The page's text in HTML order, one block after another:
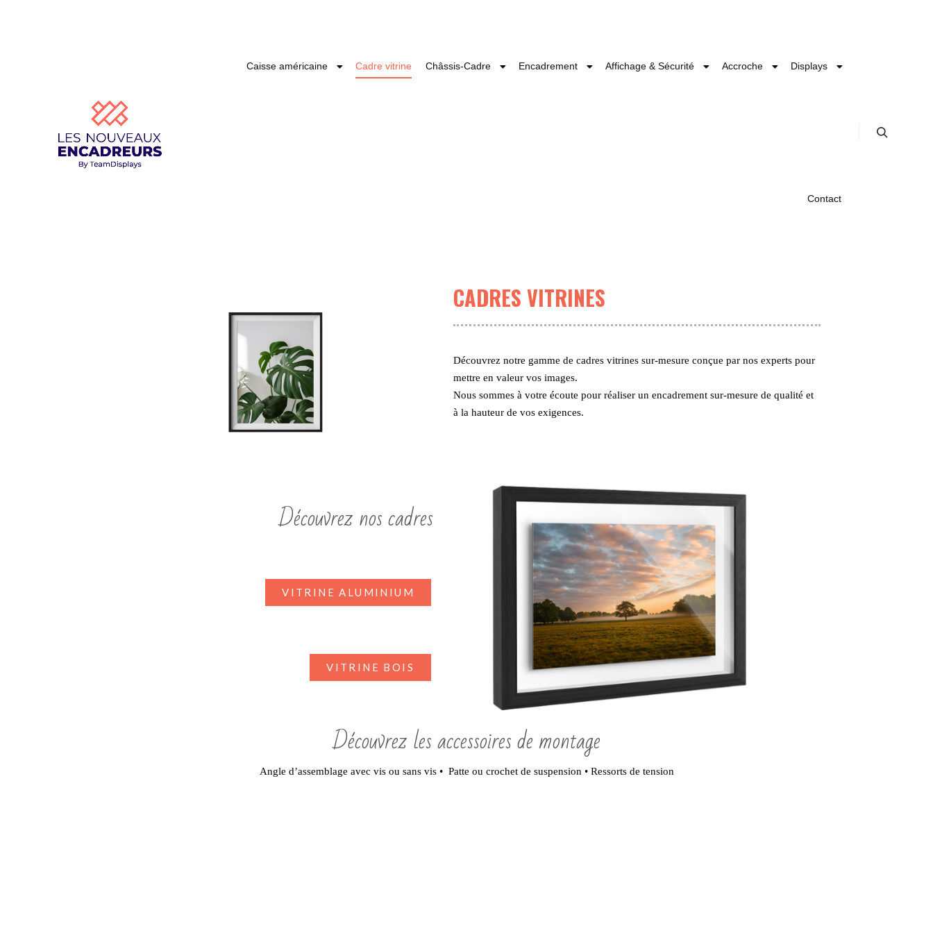
Caisse américaine Cadre vitrine Châssis-Cadre Encadrement Affichage & Sécurité Accroche Displays
Contact
CADRES VITRINES
Découvrez notre gamme de cadres vitrines sur-mesure conçue par nos experts pour
mettre en valeur vos images.
Nous sommes à votre écoute pour réaliser un encadrement sur-mesure de qualité et
à la hauteur de vos exigences.
Découvrez nos cadres
VITRINE ALUMINIUM
VITRINE BOIS
Découvrez les accessoires de montage
Angle d’assemblage avec vis ou sans vis • Patte ou crochet de suspension • Ressorts de tension